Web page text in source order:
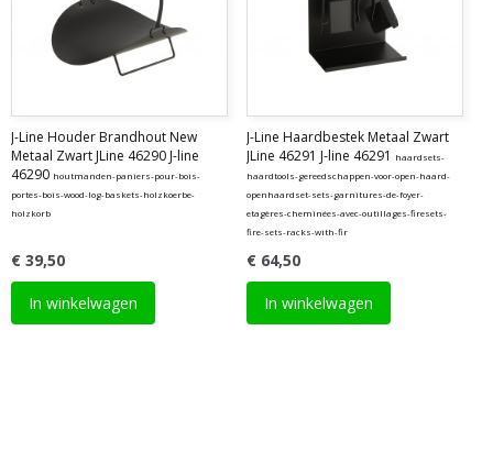
J-Line Houder Brandhout New
Metaal Zwart JLine 46290 J-line
46290 houtmanden-paniers-pour-bois-
portes-bois-wood-log-baskets-holzkoerbe-
holzkorb
€ 39,50
In winkelwagen
J-Line Haardbestek Metaal Zwart
JLine 46291 J-line 46291
haardsets-
haardtools-gereedschappen-voor-open-haard-
openhaardset-sets-garnitures-de-foyer-
etagères-cheminées-avec-outillages-firesets-
fire-sets-racks-with-fir
€ 64,50
In winkelwagen